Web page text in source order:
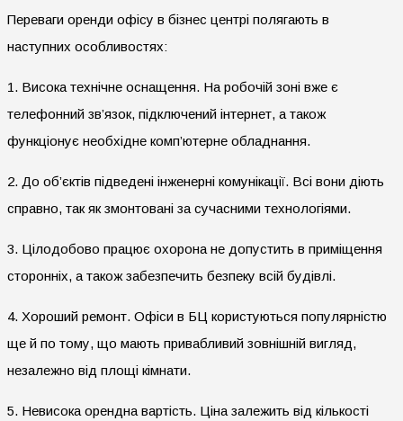
Переваги оренди офісу в бізнес центрі полягають в
наступних особливостях:
1. Висока технічне оснащення. На робочій зоні вже є
телефонний зв’язок, підключений інтернет, а також
функціонує необхідне комп’ютерне обладнання.
2. До об’єктів підведені інженерні комунікації. Всі вони діють
справно, так як змонтовані за сучасними технологіями.
3. Цілодобово працює охорона не допустить в приміщення
сторонніх, а також забезпечить безпеку всій будівлі.
4. Хороший ремонт. Офіси в БЦ користуються популярністю
ще й по тому, що мають привабливий зовнішній вигляд,
незалежно від площі кімнати.
5. Невисока орендна вартість. Ціна залежить від кількості